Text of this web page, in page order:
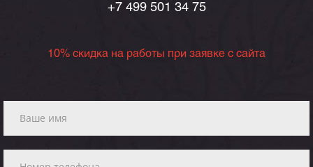
+7 499 501 34 75
10% скидка на работы при заявке с сайта